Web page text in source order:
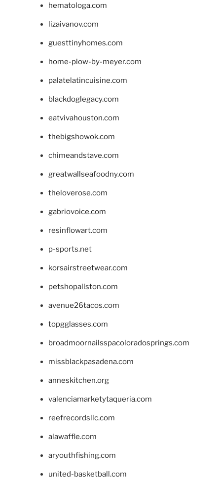
hematologa.com
lizaivanov.com
guesttinyhomes.com
home-plow-by-meyer.com
palatelatincuisine.com
blackdoglegacy.com
eatvivahouston.com
thebigshowok.com
chimeandstave.com
greatwallseafoodny.com
theloverose.com
gabriovoice.com
resinflowart.com
p-sports.net
korsairstreetwear.com
petshopallston.com
avenue26tacos.com
topgglasses.com
broadmoornailsspacoloradosprings.com
missblackpasadena.com
anneskitchen.org
valenciamarketytaqueria.com
reefrecordsllc.com
alawaffle.com
aryouthfishing.com
united-basketball.com